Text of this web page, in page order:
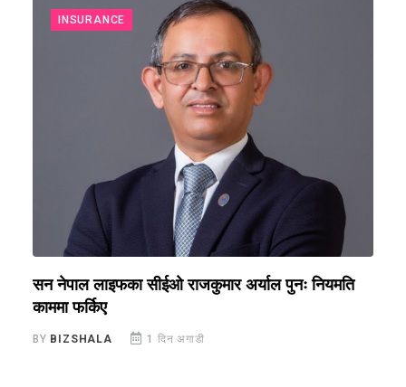
INSURANCE
सन नेपाल लाइफका सीईओ राजकुमार अर्याल पुनः नियमति
काममा फर्किए
BY BIZSHALA 1 दिन अगाडी